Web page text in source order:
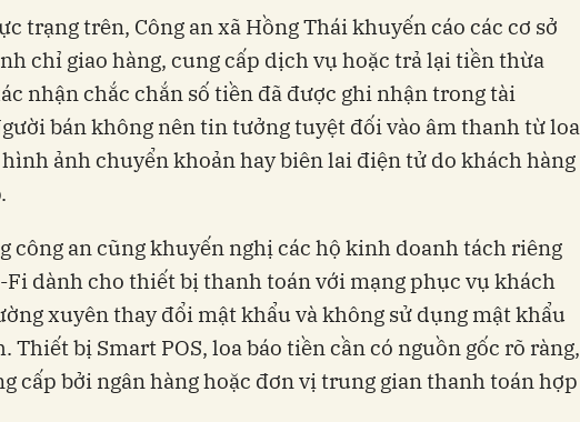
trạng trên, Công an xã Hồng Thái khuyến cáo các cơ sở
chỉ giao hàng, cung cấp dịch vụ hoặc trả lại tiền thừa
nhận chắc chắn số tiền đã được ghi nhận trong tài
bán không nên tin tưởng tuyệt đối vào âm thanh từ loa
ảnh chuyển khoản hay biên lai điện tử do khách hàng
công an cũng khuyến nghị các hộ kinh doanh tách riêng
Fi dành cho thiết bị thanh toán với mạng phục vụ khách
xuyên thay đổi mật khẩu và không sử dụng mật khẩu
Thiết bị Smart POS, loa báo tiền cần có nguồn gốc rõ ràng,
cấp bởi ngân hàng hoặc đơn vị trung gian thanh toán hợp